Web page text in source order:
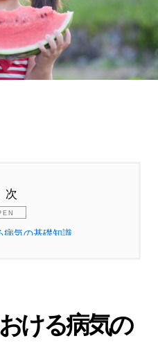
次
病気の基礎知識
な対策
ける病気の